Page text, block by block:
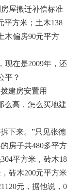
屋搬迁补偿标准
平方米；土木138
木偏房90元平方
现在是2009年，还
平？
建房安置用
么高，怎么买地建
下来。”只见张德
房子共480多平方
平方米，砖木18
砖木200元平方米
元，据他说，0